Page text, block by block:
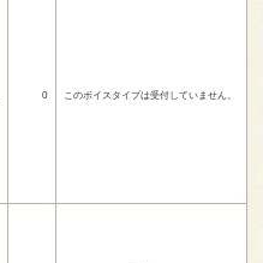
0 このボイスタイプは受付していません。